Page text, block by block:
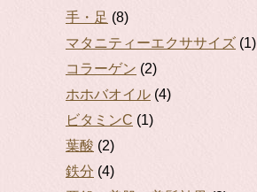
手・足 (8)
マタニティーエクササイズ (1)
コラーゲン (2)
ホホバオイル (4)
ビタミンC (1)
葉酸 (2)
鉄分 (4)